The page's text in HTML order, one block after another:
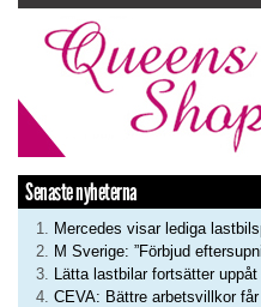
Senaste nyheterna
Mercedes visar lediga
M Sverige: ”Förbjud
Lätta lastbilar fortsätter
CEVA: Bättre arbetsvillkor